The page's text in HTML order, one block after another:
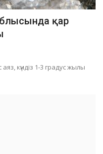
қар
күндіз 1-3 градус жылы